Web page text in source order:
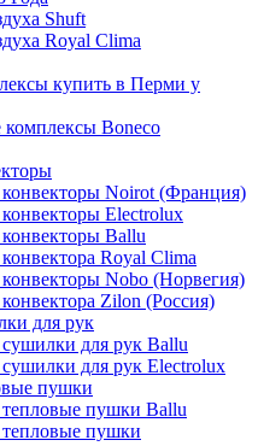
Shuft
Royal Clima
купить в Перми у
Boneсo
конвекторы Noirot (Франция)
Electrolux
Ballu
Royal Clima
Nobo (Норвегия)
Zilon (Россия)
для рук
для рук Ballu
для рук Electrolux
пушки
тепловые пушки Ballu
пушки